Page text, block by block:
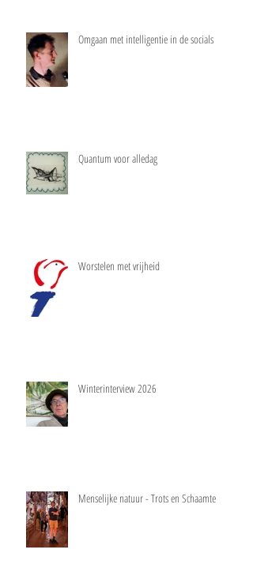
Omgaan met intelligentie in de socials
Quantum voor alledag
Worstelen met vrijheid
Winterinterview 2026
Menselijke natuur - Trots en Schaamte